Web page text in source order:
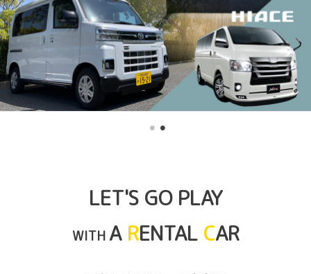
LET'S GO PLAY
WITH ARENTAL CAR